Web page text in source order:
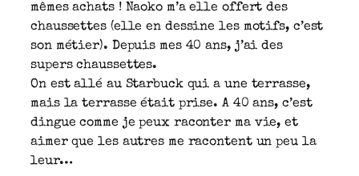
mêmes achats ! Naoko m’a elle offert des
chaussettes (elle en dessine les motifs, c’est
son métier). Depuis mes 40 ans, j’ai des
supers chaussettes.
On est allé au Starbuck qui a une terrasse,
mais la terrasse était prise. A 40 ans, c’est
dingue comme je peux raconter ma vie, et
aimer que les autres me racontent un peu la
leur…